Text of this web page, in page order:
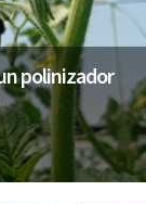
polinizador